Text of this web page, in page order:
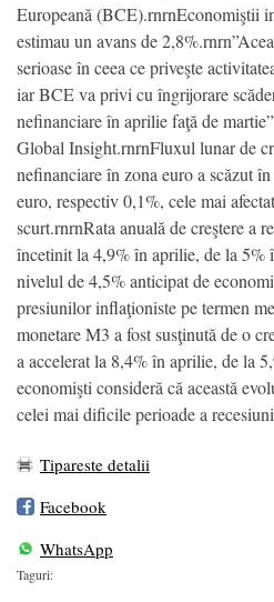
Europeană (BCE).rnrnEconomiştii
estimau un avans de
serioase în ceea ce priveşte
iar BCE va privi cu îngrijorare
nefinanciare în aprilie faţă de
Global Insight.rnrnFluxul lunar de
nefinanciare în zona euro a scăzut
euro, respectiv 0,1%, cele mai
scurt.rnrnRata anuală de creştere a
încetinit la 4,9% în aprilie, de la 5%
nivelul de 4,5% anticipat de
presiunilor inflaţioniste pe termen
monetare M3 a fost susţinută de o
a accelerat la 8,4% în aprilie, de la
economişti consideră că această
celei mai dificile perioade a
Tipareste detalii
Facebook
WhatsApp
Taguri: